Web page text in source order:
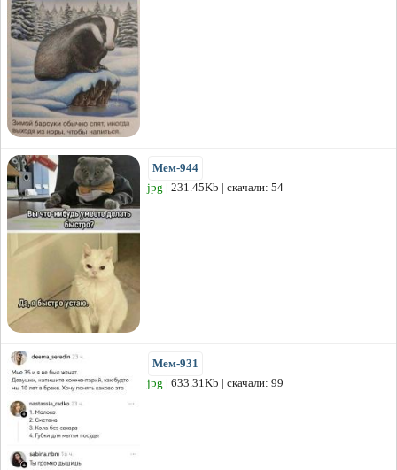
Мем-944
jpg | 231.45Kb | скачали: 54
Мем-931
jpg | 633.31Kb | скачали: 99